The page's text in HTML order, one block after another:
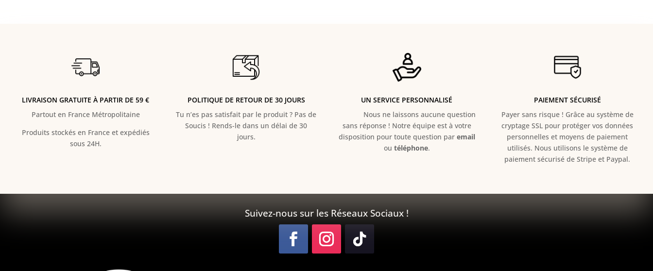
LIVRAISON GRATUITE À PARTIR DE 59 €
Partout en France Métropolitaine
Produits stockés en France et expédiés
sous 24H.
POLITIQUE DE RETOUR DE 30 JOURS
Tu n’es pas satisfait par le produit ? Pas de
Soucis ! Rends-le dans un délai de 30
jours.
UN SERVICE PERSONNALISÉ
Nous ne laissons aucune question
sans réponse ! Notre équipe est à votre
disposition pour toute question par email
ou téléphone.
PAIEMENT SÉCURISÉ
Payer sans risque ! Grâce au système de
cryptage SSL pour protéger vos données
personnelles et moyens de paiement
utilisés. Nous utilisons le système de
paiement sécurisé de Stripe et Paypal.
Suivez-nous sur les Réseaux Sociaux !